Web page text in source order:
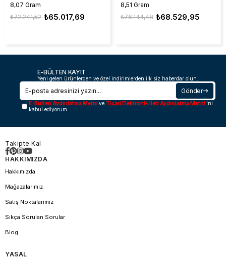
8,07 Gram
₺65.017,69
₺72.241,52
8,51 Gram
₺68.529,95
₺76.144,48
E-BÜLTEN KAYIT
Yeni gelen ürünlerden ve özel indirimlerden ilk siz haberdar olun.
Gönder
E-Bülten Aydınlatma Metnive Ticari Elektronik İleti Aydınlatma Metni 'ni
kabul ediyorum.
Takipte Kal
HAKKIMIZDA
Hakkımızda
Mağazalarımız
Satış Noktalarımız
Sıkça Sorulan Sorular
Blog
YASAL